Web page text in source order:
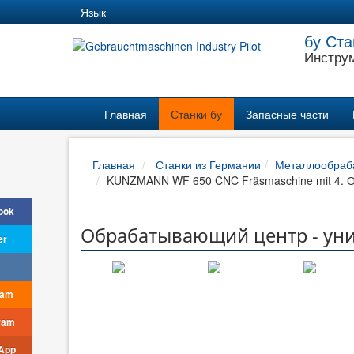
Язык
бу
Главная Станки бу Запасные части
Главная Станки из Германии
KUNZMANN WF 650 CNC Fräsmaschine mit 4.
Обрабатывающий центр -